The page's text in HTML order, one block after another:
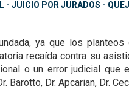
- JUICIO POR JURADOS -
ya que los planteos
recaída contra su
o un error judicial que
Barotto, Dr. Apcarian, Dr.